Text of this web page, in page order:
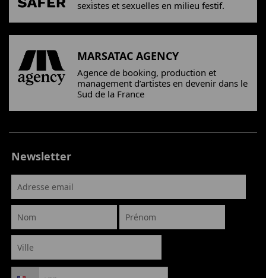
sexistes et sexuelles en milieu festif.
MARSATAC AGENCY
Agence de booking, production et
management d’artistes en devenir dans le
Sud de la France
Newsletter